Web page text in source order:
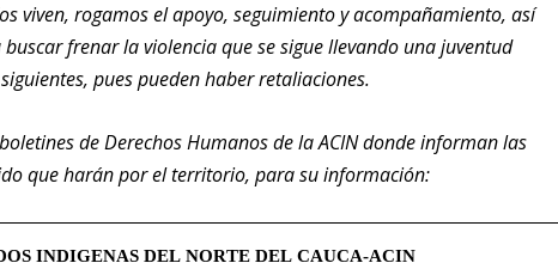
viven, rogamos el apoyo, seguimiento y acompañamiento, así
frenar la violencia que se sigue llevando una juventud
pues pueden haber retaliaciones.
de Derechos Humanos de la ACIN donde informan las
que harán por el territorio, para su información: